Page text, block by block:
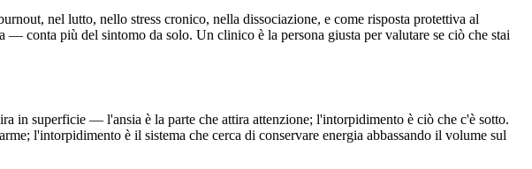
nel lutto, nello stress cronico, nella dissociazione, e come risposta protettiva al
conta più del sintomo da solo. Un clinico è la persona giusta per valutare se ciò che stai
in superficie — l'ansia è la parte che attira attenzione; l'intorpidimento è ciò che c'è sotto.
l'intorpidimento è il sistema che cerca di conservare energia abbassando il volume sul